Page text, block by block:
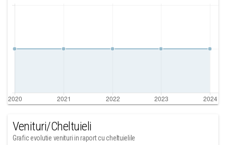
Venituri/Cheltuieli
Grafic evolutie venituri in raport cu cheltuielile